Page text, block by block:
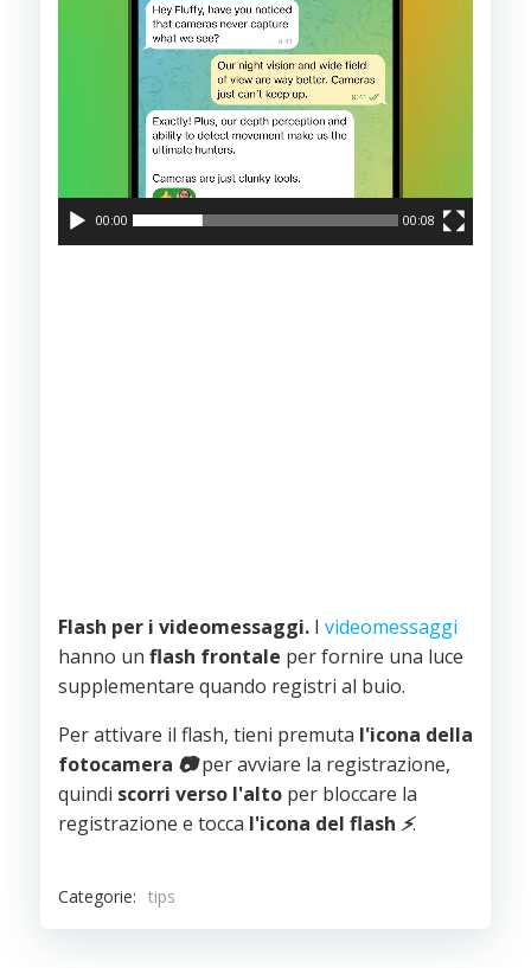
00:00 00:08
Flash per i videomessaggi. I videomessaggi
hanno un flash frontale per fornire una luce
supplementare quando registri al buio.
Per attivare il flash, tieni premuta l'icona della
fotocamera 📷per avviare la registrazione,
quindi scorri verso l'alto per bloccare la
registrazione e tocca l'icona del flash ⚡.
Categorie: tips